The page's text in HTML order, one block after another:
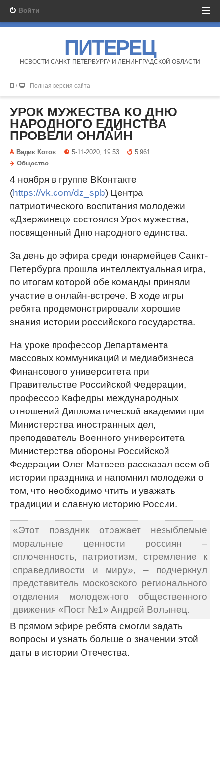
Войти
ПИТЕРЕЦ
НОВОСТИ САНКТ-ПЕТЕРБУРГА И ЛЕНИНГРАДСКОЙ ОБЛАСТИ
Полная версия сайта
УРОК МУЖЕСТВА КО ДНЮ
НАРОДНОГО ЕДИНСТВА
ПРОВЕЛИ ОНЛАЙН
Вадик Котов 5-11-2020, 19:53
5 961
Общество
4 ноября в группе ВКонтакте
(https://vk.com/dz_spb) Центра
патриотического воспитания молодежи
«Дзержинец» состоялся Урок мужества,
посвященный Дню народного единства.
За день до эфира среди юнармейцев Санкт-
Петербурга прошла интеллектуальная игра,
по итогам которой обе команды приняли
участие в онлайн-встрече. В ходе игры
ребята продемонстрировали хорошие
знания истории российского государства.
На уроке профессор Департамента
массовых коммуникаций и медиабизнеса
Финансового университета при
Правительстве Российской Федерации,
профессор Кафедры международных
отношений Дипломатической академии при
Министерства иностранных дел,
преподаватель Военного университета
Министерства обороны Российской
Федерации Олег Матвеев рассказал всем об
истории праздника и напомнил молодежи о
том, что необходимо чтить и уважать
традиции и славную историю России.
«Этот праздник отражает незыблемые
моральные ценности россиян –
сплоченность, патриотизм, стремление к
справедливости и миру», – подчеркнул
представитель московского регионального
отделения молодежного общественного
движения «Пост №1» Андрей Волынец.
В прямом эфире ребята смогли задать
вопросы и узнать больше о значении этой
даты в истории Отечества.